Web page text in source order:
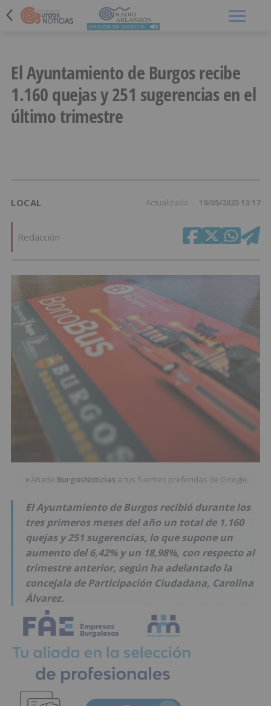
El Ayuntamiento de Burgos recibe
1.160 quejas y 251 sugerencias en el
último trimestre
LOCAL Actualizado 19/05/2025 13:17
Redacción
★Añade BurgosNoticias a tus fuentes preferidas de Google
El Ayuntamiento de Burgos recibió durante los
tres primeros meses del año un total de 1.160
quejas y 251 sugerencias, lo que supone un
aumento del 6,42% y un 18,98%, con respecto al
trimestre anterior, según ha adelantado la
concejala de Participación Ciudadana, Carolina
Álvarez.